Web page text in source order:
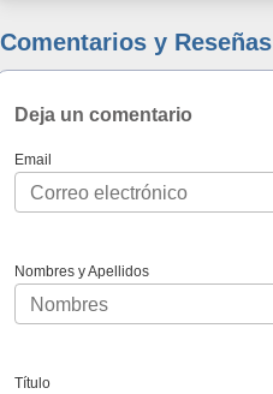
Comentarios y Reseñas
Deja un comentario
Email
Nombres y Apellidos
Título